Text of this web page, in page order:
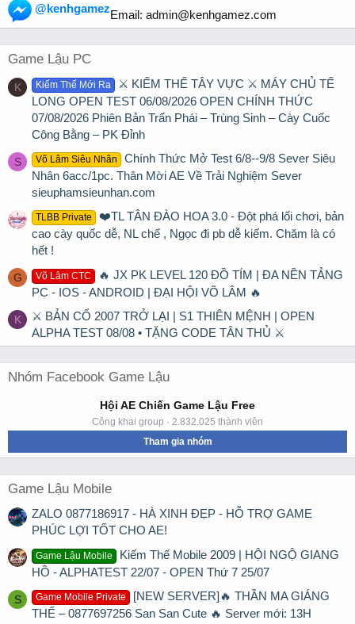
@kenhgamezEmail: admin@kenhgamez.com
Game Lậu PC
K Kiếm Thế Mới Ra
⚔️ KIẾM THẾ TÂY VỰC ⚔️ MÁY CHỦ TẾ
LONG OPEN TEST 06/08/2026 OPEN CHÍNH THỨC
07/08/2026 Phiên Bản Trấn Phái – Trùng Sinh – Cày Cuốc
Công Bằng – PK Đỉnh
S Võ Lâm Siêu Nhân
Chính Thức Mở Test 6/8--9/8 Sever Siêu
Nhân 6acc/1pc. Thân Mời AE Về Trải Nghiệm Sever
sieuphamsieunhan.com
TLBB Private
❤️TL TÂN ĐÀO HOA 3.0 - Đột phá lối chơi, bản
cao cày quốc dễ, NL chế , Ngọc đi pb dễ kiếm. Chăm là có
hết !
G Võ Lâm CTC
🔥 JX PK LEVEL 120 ĐỒ TÍM | ĐA NỀN TẢNG
PC - IOS - ANDROID | ĐẠI HỘI VÕ LÂM 🔥
K
⚔ BẢN CỔ 2007 TRỞ LẠI | S1 THIÊN MỆNH | OPEN
ALPHA TEST 08/08 • TẶNG CODE TÂN THỦ ⚔
Nhóm Facebook Game Lậu
Hội AE Chiến Game Lậu Free
Công khai group · 2.832.025 thành viên
Tham gia nhóm
Game Lậu Mobile
ZALO 0877186917 - HÀ XINH ĐẸP - HỖ TRỢ GAME
PHÚC LỢI TỐT CHO AE!
Game Lậu Mobile
Kiếm Thế Mobile 2009 | HỘI NGỘ GIANG
HỒ - ALPHATEST 22/07 - OPEN Thứ 7 25/07
S Game Mobile Private
[NEW SERVER]🔥 THẦN MA GIÁNG
THẾ – 0877697256 San San Cute 🔥 Server mới: 13H